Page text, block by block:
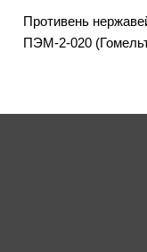
Противень
ПЭМ-2-020